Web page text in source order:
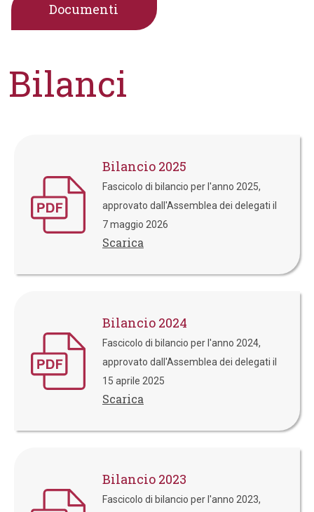
Documenti
Bilanci
Bilancio 2025
Fascicolo di bilancio per l'anno 2025,
approvato dall'Assemblea dei delegati il
7 maggio 2026
Scarica
Bilancio 2024
Fascicolo di bilancio per l'anno 2024,
approvato dall'Assemblea dei delegati il
15 aprile 2025
Scarica
Bilancio 2023
Fascicolo di bilancio per l'anno 2023,